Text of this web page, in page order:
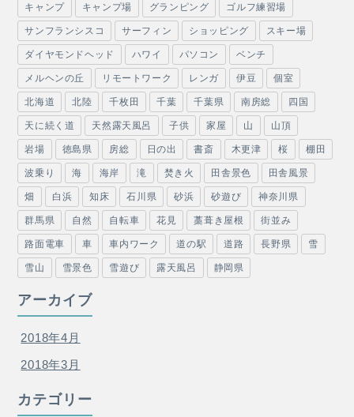
キャンプ キャンプ場 グランピング ゴルフ練習場
サンフランシスコ サーフィン ショッピング スキー場
ダイヤモンドヘッド ハワイ パソコン ベンチ
メルヘンの丘 リモートワーク レンガ 伊豆 個室
北海道 北陸 千枚田 千葉 千葉県 南房総 四国
天に続く道 天然露天風呂 子供 家屋 山 山頂
岩場 徳島県 房総 日の出 書斎 木更津 桜 棚田
波乗り 海 海岸 滝 焚き火 田舎景色 田舎風景
畑 白浜 知床 石川県 砂浜 砂遊び 神奈川県
群馬県 自然 自転車 花見 藁葺き屋根 街並み
路面電車 車 車内ワーク 道の駅 道路 長野県 雪
雪山 雪景色 雪遊び 露天風呂 静岡県
アーカイブ
2018年4月
2018年3月
カテゴリー